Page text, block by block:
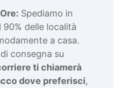
Spediamo in
delle località
a casa.
consegna su
ti chiamerà
dove preferisci,